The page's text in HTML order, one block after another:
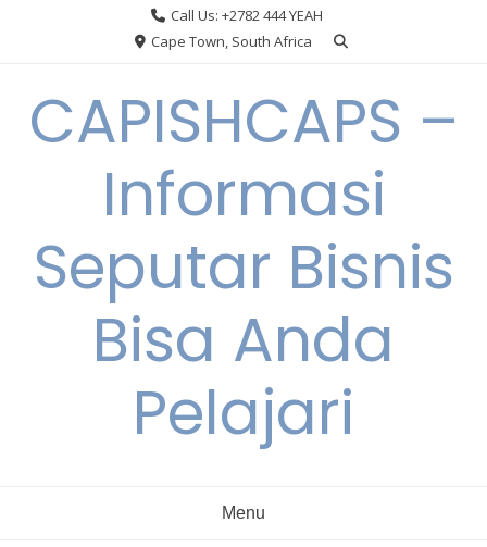
Call Us: +2782 444 YEAH
Cape Town, South Africa
CAPISHCAPS –
Informasi
Seputar Bisnis
Bisa Anda
Pelajari
Menu